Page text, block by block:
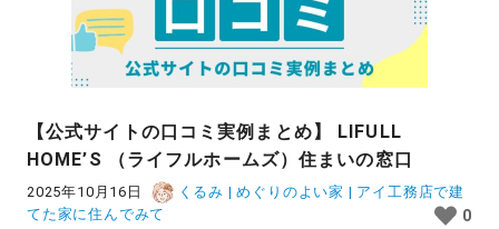
【公式サイトの口コミ実例まとめ】 LIFULL
HOME’S （ライフルホームズ）住まいの窓口
2025年10月16日
くるみ | めぐりのよい家 | アイ工務店で建
てた家に住んでみて
0